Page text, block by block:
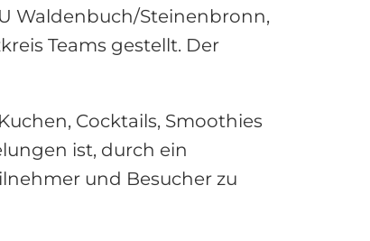
Waldenbuch/Steinenbronn,
Teams gestellt. Der
Cocktails, Smoothies
ist, durch ein
und Besucher zu